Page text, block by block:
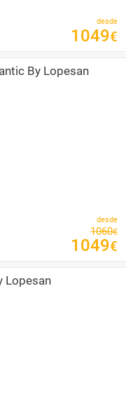
desde
1049€
By Lopesan
desde
1060€
1049€
Lopesan